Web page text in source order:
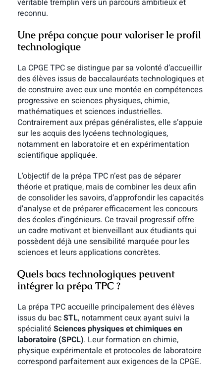
véritable tremplin vers un parcours ambitieux et
reconnu.
Une prépa conçue pour valoriser le profil
technologique
La CPGE TPC se distingue par sa volonté d’accueillir
des élèves issus de baccalauréats technologiques et
de construire avec eux une montée en compétences
progressive en sciences physiques, chimie,
mathématiques et sciences industrielles.
Contrairement aux prépas généralistes, elle s’appuie
sur les acquis des lycéens technologiques,
notamment en laboratoire et en expérimentation
scientifique appliquée.
L’objectif de la prépa TPC n’est pas de séparer
théorie et pratique, mais de combiner les deux afin
de consolider les savoirs, d’approfondir les capacités
d’analyse et de préparer efficacement les concours
des écoles d’ingénieurs. Ce travail progressif offre
un cadre motivant et bienveillant aux étudiants qui
possèdent déjà une sensibilité marquée pour les
sciences et leurs applications concrètes.
Quels bacs technologiques peuvent
intégrer la prépa TPC ?
La prépa TPC accueille principalement des élèves
issus du bacSTL, notamment ceux ayant suivi la
spécialité Sciences physiques et chimiques en
laboratoire (SPCL). Leur formation en chimie,
physique expérimentale et protocoles de laboratoire
correspond parfaitement aux exigences de la CPGE.